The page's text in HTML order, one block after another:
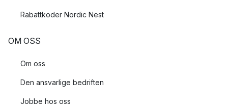
Rabattkoder Nordic Nest
OM OSS
Om oss
Den ansvarlige bedriften
Jobbe hos oss